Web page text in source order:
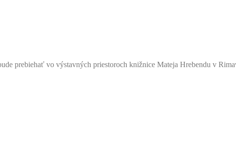
prebiehať vo výstavných priestoroch knižnice Mateja Hrebendu v